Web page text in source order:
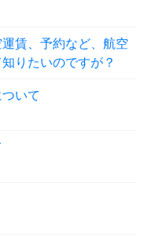
賃、予約など、航空
りたいのですが？
いて